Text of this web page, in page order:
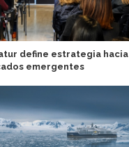
define estrategia hacia
emergentes